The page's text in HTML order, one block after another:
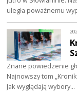
uległa poważnemu
Znane powiedzenie
Najnowszy tom
Jak wyglądają wybory…